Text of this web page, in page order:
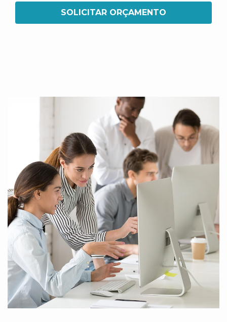
SOLICITAR ORÇAMENTO